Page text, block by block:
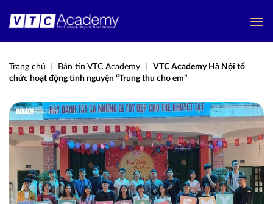
qua
Trang chủ Bản tin VTC Academy
VTC Academy Hà Nội tổ
chức hoạt động tình nguyện “Trung thu cho em”